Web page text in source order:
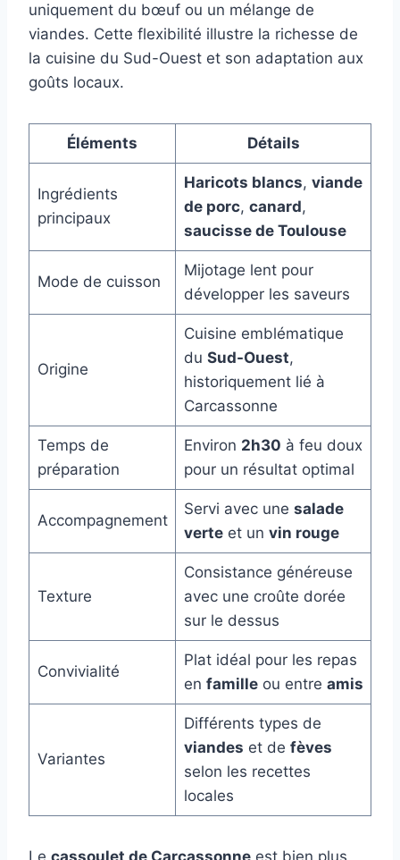
uniquement du bœuf ou un mélange de
viandes. Cette flexibilité illustre la richesse de
la cuisine du Sud-Ouest et son adaptation aux
goûts locaux.
Éléments Détails
Ingrédients
principaux
Haricots blancs, viande
de porc, canard,
saucisse de Toulouse
Mode de cuisson
Mijotage lent pour
développer les saveurs
Origine
Cuisine emblématique
du Sud-Ouest,
historiquement lié à
Carcassonne
Temps de
préparation
Environ 2h30 à feu doux
pour un résultat optimal
Accompagnement
Servi avec une salade
verteet un vin rouge
Texture
Consistance généreuse
avec une croûte dorée
sur le dessus
Convivialité
Plat idéal pour les repas
en familleou entre amis
Variantes
Différents types de
viandes et de fèves
selon les recettes
locales